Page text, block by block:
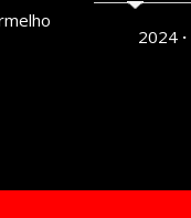
2024